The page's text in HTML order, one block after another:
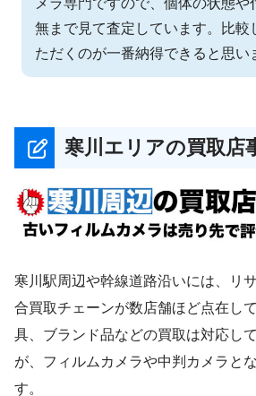
無まで見て査定しています。比較
ただくのが一番納得できると思い
寒川エリアの買取店
寒川駅周辺や幹線道路沿いには、リ
合買取チェーンが数店舗ほど点在し
具、ブランド品などの買取は対応し
が、フィルムカメラや中判カメラと
す。